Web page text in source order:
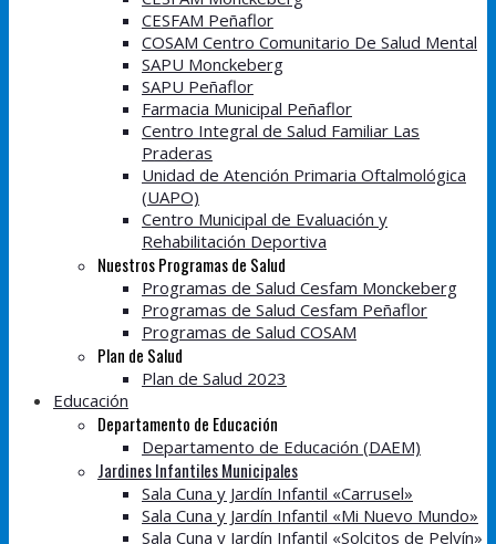
CESFAM Peñaflor
COSAM Centro Comunitario De Salud Mental
SAPU Monckeberg
SAPU Peñaflor
Farmacia Municipal Peñaflor
Centro Integral de Salud Familiar Las
Praderas
Unidad de Atención Primaria Oftalmológica
(UAPO)
Centro Municipal de Evaluación y
Rehabilitación Deportiva
Nuestros Programas de Salud
Programas de Salud Cesfam Monckeberg
Programas de Salud Cesfam Peñaflor
Programas de Salud COSAM
Plan de Salud
Plan de Salud 2023
Educación
Departamento de Educación
Departamento de Educación (DAEM)
Jardines Infantiles Municipales
Sala Cuna y Jardín Infantil «Carrusel»
Sala Cuna y Jardín Infantil «Mi Nuevo Mundo»
Sala Cuna y Jardín Infantil «Solcitos de Pelvín»